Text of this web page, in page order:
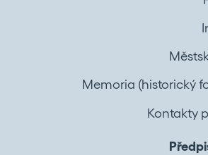
Memoria (historický
Kontakty